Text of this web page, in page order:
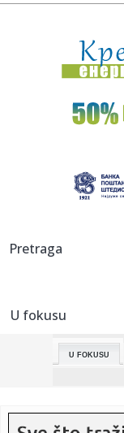
23:42:Emeri
Frajburg
23:42:
23:42:Jagode
boraca
23:42:
23:40:
Pretraga
U fokusu
U FOKUSU